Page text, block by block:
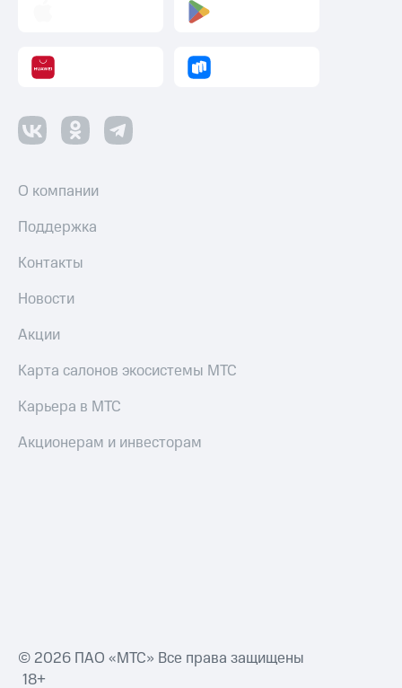
О компании
Поддержка
Контакты
Новости
Акции
Карта салонов экосистемы МТС
Карьера в МТС
Акционерам и инвесторам
© 2026 ПАО «МТС» Все права защищены
18+